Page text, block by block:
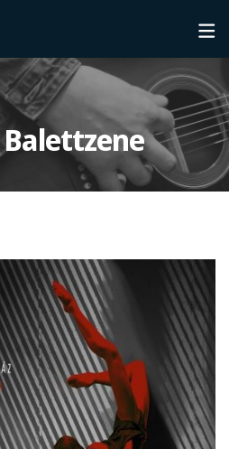
Balettzene